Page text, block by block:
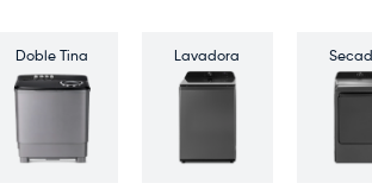
Doble Tina Lavadora